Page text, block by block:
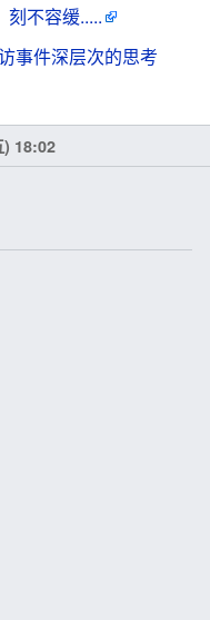
刻不容缓.....
事件深层次的思考
) 18:02